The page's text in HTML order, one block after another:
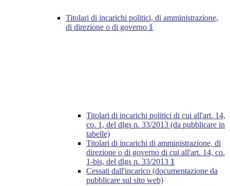
Titolari di incarichi politici, di amministrazione,
di direzione o di governo 1
Titolari di incarichi politici di cui all'art. 14,
co. 1, del dlgs n. 33/2013 (da pubblicare in
tabelle)
Titolari di incarichi di amministrazione, di
direzione o di governo di cui all'art. 14, co.
1-bis, del dlgs n. 33/2013 1
Cessati dall'incarico (documentazione da
pubblicare sul sito web)